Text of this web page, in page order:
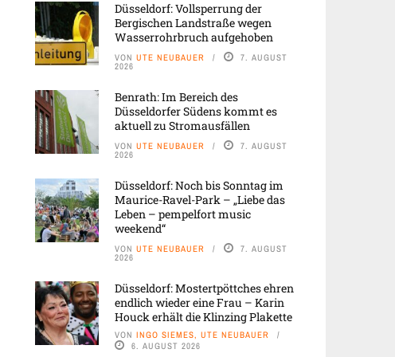
Düsseldorf: Vollsperrung der
Bergischen Landstraße wegen
Wasserrohrbruch aufgehoben
VON UTE NEUBAUER 7. AUGUST
2026
Benrath: Im Bereich des
Düsseldorfer Südens kommt es
aktuell zu Stromausfällen
VON UTE NEUBAUER 7. AUGUST
2026
Düsseldorf: Noch bis Sonntag im
Maurice-Ravel-Park – „Liebe das
Leben – pempelfort music
weekend“
VON UTE NEUBAUER 7. AUGUST
2026
Düsseldorf: Mostertpöttches ehren
endlich wieder eine Frau – Karin
Houck erhält die Klinzing Plakette
VON INGO SIEMES, UTE NEUBAUER
6. AUGUST 2026